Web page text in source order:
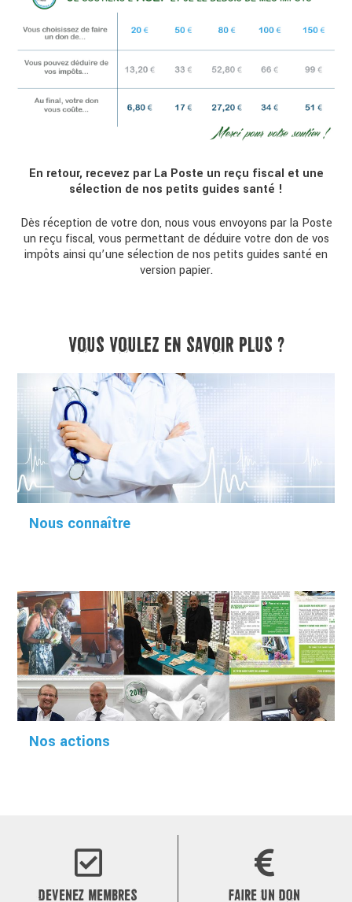
En retour, recevez par La Poste un reçu fiscal et une
sélection de nos petits guides santé !
Dès réception de votre don, nous vous envoyons par la Poste
un reçu fiscal, vous permettant de déduire votre don de vos
impôts ainsi qu’une sélection de nos petits guides santé en
version papier.
VOUS VOULEZ EN SAVOIR PLUS ?
Nous connaître
Nos actions
DEVENEZ MEMBRES FAIRE UN DON